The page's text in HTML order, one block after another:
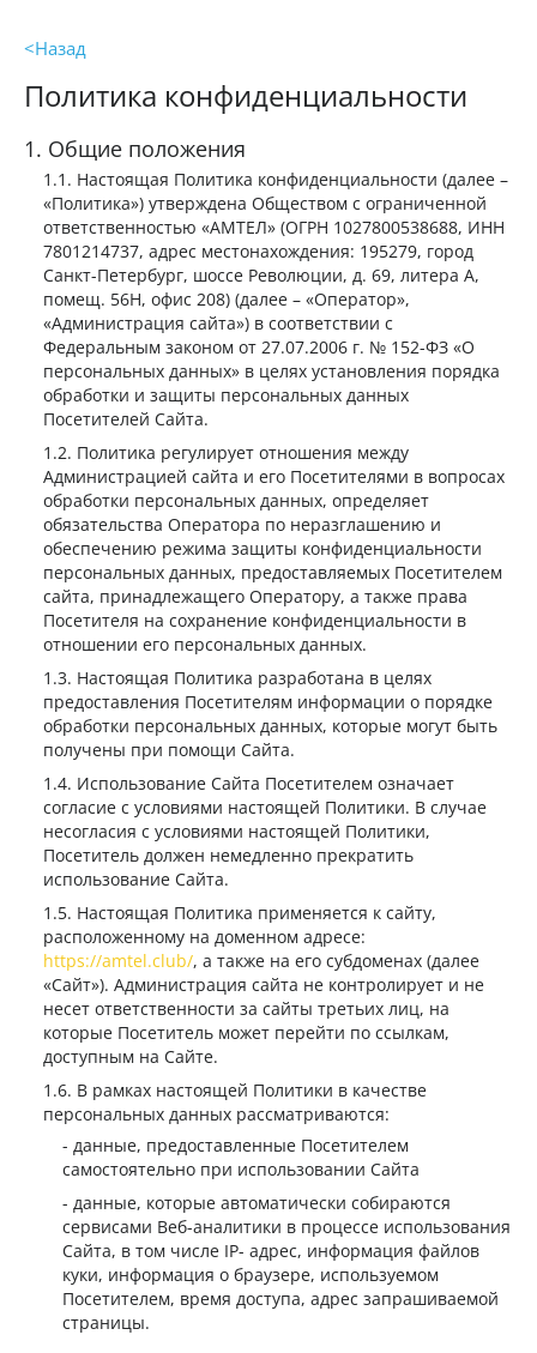
Назад
Политика конфиденциальности
Общие положения
Настоящая Политика конфиденциальности (далее –
«Политика») утверждена Обществом с ограниченной
ответственностью «АМТЕЛ» (ОГРН 1027800538688, ИНН
7801214737, адрес местонахождения: 195279, город
Санкт-Петербург, шоссе Революции, д. 69, литера А,
помещ. 56Н, офис 208) (далее – «Оператор»,
«Администрация сайта») в соответствии с
Федеральным законом от 27.07.2006 г. № 152-ФЗ «О
персональных данных» в целях установления порядка
обработки и защиты персональных данных
Посетителей Сайта.
Политика регулирует отношения между
Администрацией сайта и его Посетителями в вопросах
обработки персональных данных, определяет
обязательства Оператора по неразглашению и
обеспечению режима защиты конфиденциальности
персональных данных, предоставляемых Посетителем
сайта, принадлежащего Оператору, а также права
Посетителя на сохранение конфиденциальности в
отношении его персональных данных.
Настоящая Политика разработана в целях
предоставления Посетителям информации о порядке
обработки персональных данных, которые могут быть
получены при помощи Сайта.
Использование Сайта Посетителем означает
согласие с условиями настоящей Политики. В случае
несогласия с условиями настоящей Политики,
Посетитель должен немедленно прекратить
использование Сайта.
Настоящая Политика применяется к сайту,
расположенному на доменном адресе:
https://amtel.club/, а также на его субдоменах (далее
«Сайт»). Администрация сайта не контролирует и не
несет ответственности за сайты третьих лиц, на
которые Посетитель может перейти по ссылкам,
доступным на Сайте.
В рамках настоящей Политики в качестве
персональных данных рассматриваются:
данные, предоставленные Посетителем
самостоятельно при использовании Сайта
данные, которые автоматически собираются
сервисами Веб-аналитики в процессе использования
Сайта, в том числе IP- адрес, информация файлов
куки, информация о браузере, используемом
Посетителем, время доступа, адрес запрашиваемой
страницы.